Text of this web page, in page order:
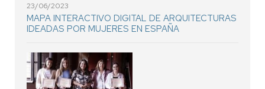
23/06/2023
MAPA INTERACTIVO DIGITAL DE ARQUITECTURAS
IDEADAS POR MUJERES EN ESPAÑA